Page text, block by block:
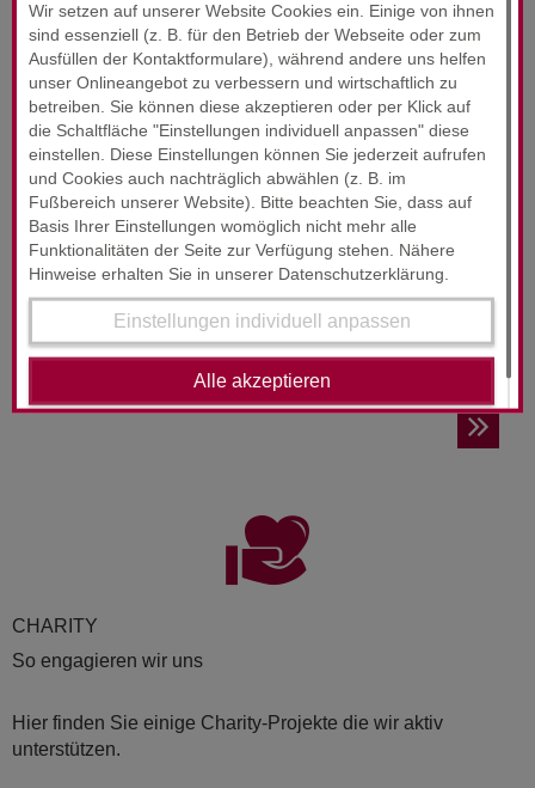
Wir setzen auf unserer Website Cookies ein. Einige von ihnen
sind essenziell (z. B. für den Betrieb der Webseite oder zum
Ausfüllen der Kontaktformulare), während andere uns helfen
unser Onlineangebot zu verbessern und wirtschaftlich zu
betreiben. Sie können diese akzeptieren oder per Klick auf
die Schaltfläche "Einstellungen individuell anpassen" diese
einstellen. Diese Einstellungen können Sie jederzeit aufrufen
und Cookies auch nachträglich abwählen (z. B. im
Fußbereich unserer Website). Bitte beachten Sie, dass auf
Basis Ihrer Einstellungen womöglich nicht mehr alle
Funktionalitäten der Seite zur Verfügung stehen. Nähere
Hinweise erhalten Sie in unserer Datenschutzerklärung.
Einstellungen individuell anpassen
Alle akzeptieren
SERVICES & ENGAGEMENT
RUND­UM-SORG­LOS-PAKET
24-Stunden-Service
Wir wollen, dass Sie sich jederzeit gut beraten fühlen.
Unsere Zufriedenheitsgarantie!
CHA­RI­TY
So engagieren wir uns
Hier finden Sie einige Charity-Projekte die wir aktiv
unterstützen.